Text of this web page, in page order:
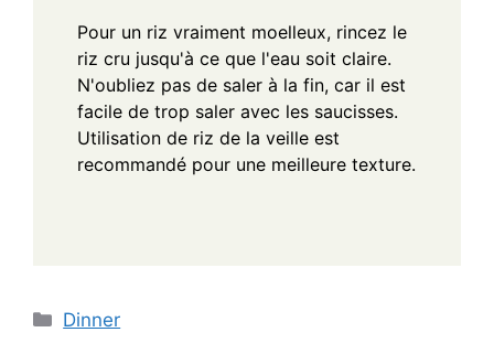
Pour un riz vraiment moelleux, rincez le
riz cru jusqu'à ce que l'eau soit claire.
N'oubliez pas de saler à la fin, car il est
facile de trop saler avec les saucisses.
Utilisation de riz de la veille est
recommandé pour une meilleure texture.
Categories
Dinner